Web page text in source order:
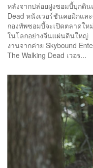
หลังจากปล่อยฝูงซอมบี้บุกดิน
Dead หนังเวอร์ชันคอมิกแล
กองทัพซอมบี้จะเปิดตลาดใ
ในโลกอย่างจีนแผ่นดินใหญ่
งานจากค่าย Skybound
The Walking Dead เวอร...